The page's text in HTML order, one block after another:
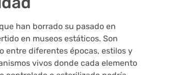
han borrado su pasado en
en museos estáticos. Son
entre diferentes épocas, estilos y
vivos donde cada elemento